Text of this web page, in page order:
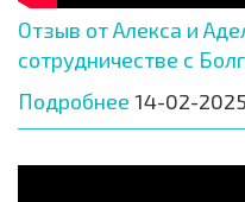
Отзыв от Алекса и
сотрудничестве с
Подробнее 14-02-2025